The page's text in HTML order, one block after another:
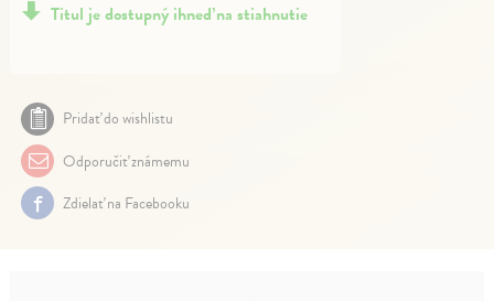
Titul je dostupný ihneď na stiahnutie
Pridať do wishlistu
Odporučiť známemu
Zdielať na Facebooku